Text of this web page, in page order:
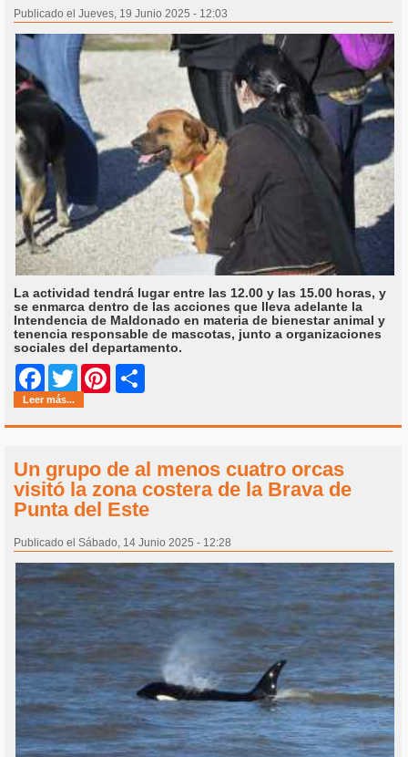
Publicado el Jueves, 19 Junio 2025 - 12:03
La actividad tendrá lugar entre las 12.00 y las 15.00 horas, y
se enmarca dentro de las acciones que lleva adelante la
Intendencia de Maldonado en materia de bienestar animal y
tenencia responsable de mascotas, junto a organizaciones
sociales del departamento.
Facebook
Twitter Pinterest
Leer más...
Un grupo de al menos cuatro orcas
visitó la zona costera de la Brava de
Punta del Este
Publicado el Sábado, 14 Junio 2025 - 12:28